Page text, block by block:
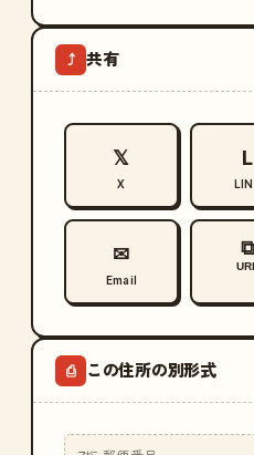
⤴ 共有
𝕏
X
L
✉
Email
⧉
⎙ この住所の別形式